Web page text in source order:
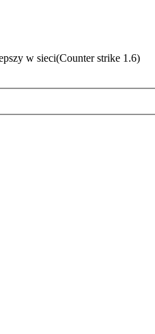
w sieci(Counter strike 1.6)